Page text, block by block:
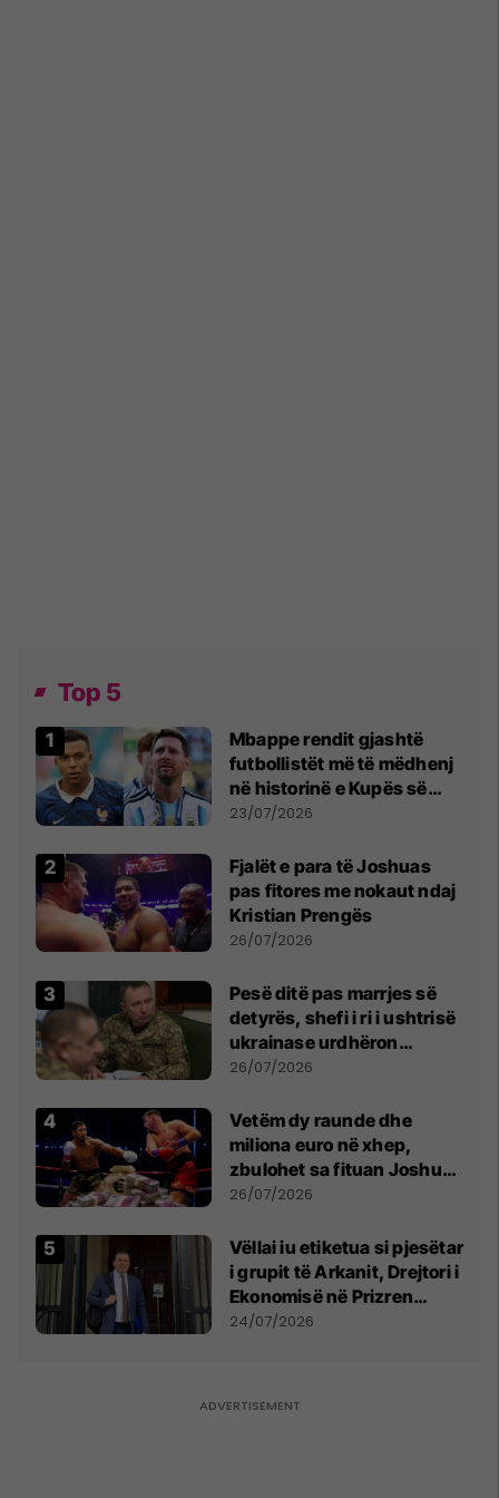
Top 5
Mbappe rendit gjashtë
futbollistët më të mëdhenj
në historinë e Kupës së
Botës, Messi mbetet i dyti
23/07/2026
Fjalët e para të Joshuas
pas fitores me nokaut ndaj
Kristian Prengës
26/07/2026
Pesë ditë pas marrjes së
detyrës, shefi i ri i ushtrisë
ukrainase urdhëron
kontroll të madh
26/07/2026
Vetëm dy raunde dhe
miliona euro në xhep,
zbulohet sa fituan Joshua
e Prenga
26/07/2026
Vëllai iu etiketua si pjesëtar
i grupit të Arkanit, Drejtori i
Ekonomisë në Prizren
mohon pretendimet
24/07/2026